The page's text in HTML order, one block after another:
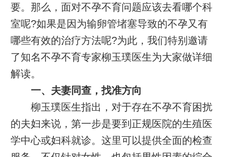
要。那么，面对不孕不育问题应该去看哪个科
室呢?如果是因为输卵管堵塞导致的不孕又有
哪些有效的治疗方法呢?为此，我们特别邀请
了知名不孕不育专家柳玉璞医生为大家做详细
解读。
一、夫妻同查，找准方向
柳玉璞医生指出，对于存在不孕不育困扰
的夫妇来说，第一步是要到正规医院的生殖医
学中心或妇科就诊。这里可以提供全面的检查